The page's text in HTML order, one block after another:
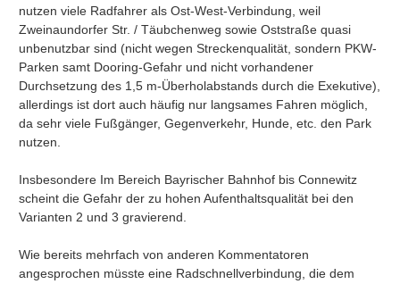
nutzen viele Radfahrer als Ost-West-Verbindung, weil
Zweinaundorfer Str. / Täubchenweg sowie Oststraße quasi
unbenutzbar sind (nicht wegen Streckenqualität, sondern PKW-
Parken samt Dooring-Gefahr und nicht vorhandener
Durchsetzung des 1,5 m-Überholabstands durch die Exekutive),
allerdings ist dort auch häufig nur langsames Fahren möglich,
da sehr viele Fußgänger, Gegenverkehr, Hunde, etc. den Park
nutzen.
Insbesondere Im Bereich Bayrischer Bahnhof bis Connewitz
scheint die Gefahr der zu hohen Aufenthaltsqualität bei den
Varianten 2 und 3 gravierend.
Wie bereits mehrfach von anderen Kommentatoren
angesprochen müsste eine Radschnellverbindung, die dem